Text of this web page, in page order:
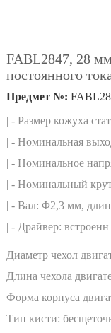
FABL2847, 28
постоянного
Предмет №:
| - Размер кожуха
| - Номинальная
| - Номинальное
| - Номинальный
| - Вал: Φ2,3 мм,
| - Драйвер: встроенн
Диаметр чехол
Длина чехола
Форма корпуса
Тип кисти: